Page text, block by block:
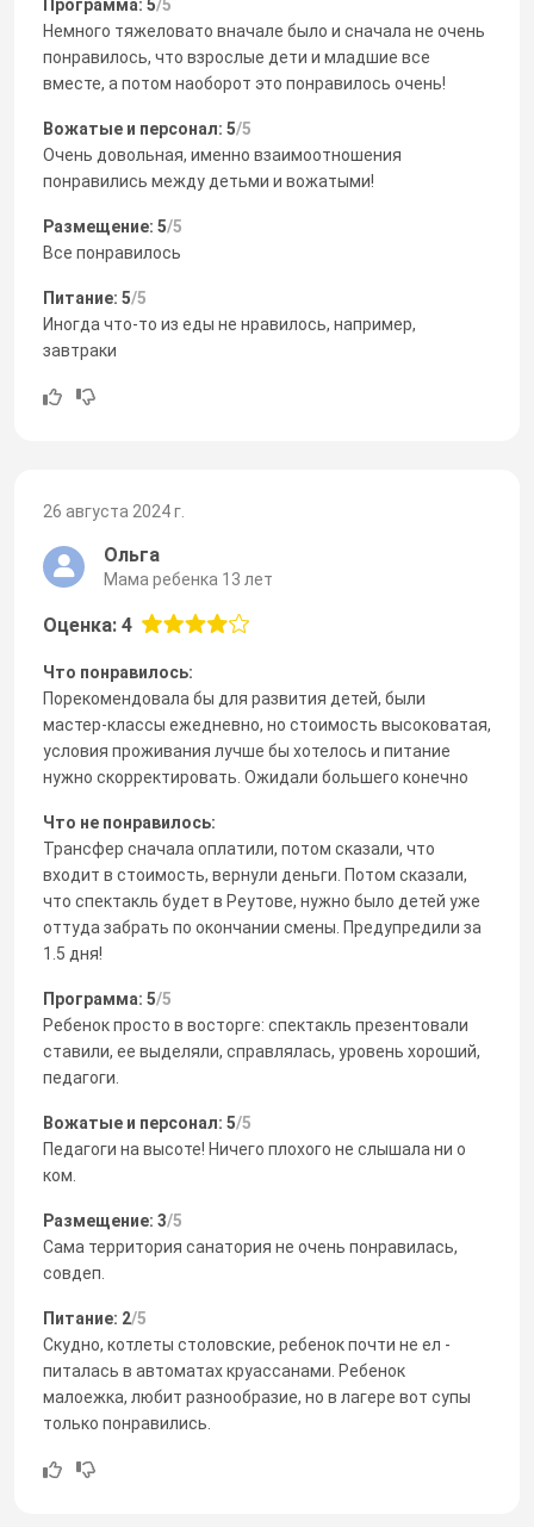
Программа: 5/5
Немного тяжеловато вначале было и сначала не очень
понравилось, что взрослые дети и младшие все
вместе, а потом наоборот это понравилось очень!
Вожатые и персонал: 5/5
Очень довольная, именно взаимоотношения
понравились между детьми и вожатыми!
Размещение: 5/5
Все понравилось
Питание: 5/5
Иногда что-то из еды не нравилось, например,
завтраки
26 августа 2024 г.
Ольга
Мама ребенка 13 лет
Оценка: 4
Что понравилось:
Порекомендовала бы для развития детей, были
мастер-классы ежедневно, но стоимость высоковатая,
условия проживания лучше бы хотелось и питание
нужно скорректировать. Ожидали большего конечно
Что не понравилось:
Трансфер сначала оплатили, потом сказали, что
входит в стоимость, вернули деньги. Потом сказали,
что спектакль будет в Реутове, нужно было детей уже
оттуда забрать по окончании смены. Предупредили за
1.5 дня!
Программа: 5/5
Ребенок просто в восторге: спектакль презентовали
ставили, ее выделяли, справлялась, уровень хороший,
педагоги.
Вожатые и персонал: 5/5
Педагоги на высоте! Ничего плохого не слышала ни о
ком.
Размещение: 3/5
Сама территория санатория не очень понравилась,
совдеп.
Питание: 2/5
Скудно, котлеты столовские, ребенок почти не ел -
питалась в автоматах круассанами. Ребенок
малоежка, любит разнообразие, но в лагере вот супы
только понравились.